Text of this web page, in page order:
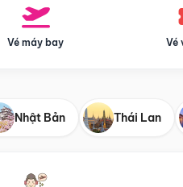
Vé máy bay Vé
Nhật Bản Thái Lan